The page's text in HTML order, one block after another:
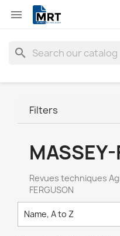

search
Filters
Revues techniques
FERGUSON
Name, A to Z